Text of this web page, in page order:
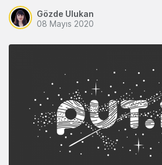
Gözde Ulukan
08 Mayıs 2020